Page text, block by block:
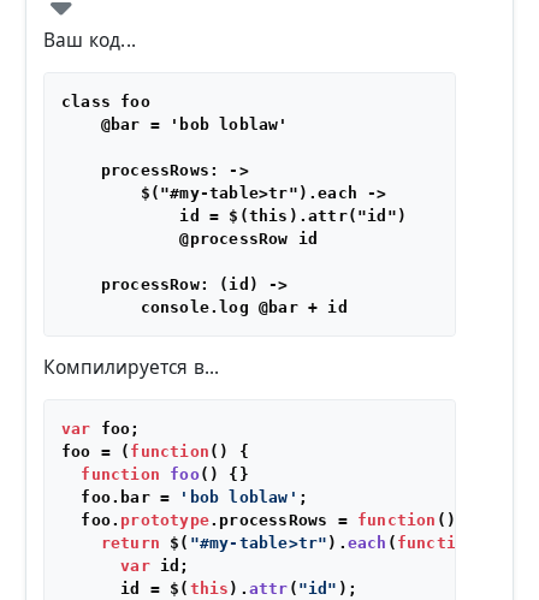
Ваш код...
class foo
    @bar = 'bob loblaw'
    processRows: ->
        $("#my-table>tr").each ->
            id = $(this).attr("id")
            @processRow id
    processRow: (id) ->
Компилируется в...
var foo;
foo = ( function ( ) {
function
foo( ) {}
  foo.
bar = 'bob loblaw' ;
  foo.
prototype. processRows = function ( ) {
return $( "#my-table>tr" ). each ( function
var id;
      id = $(
this ). attr ( "id" );